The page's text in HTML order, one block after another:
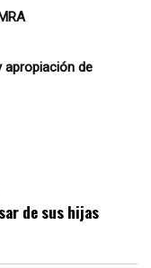
apropiación de
de sus hijas